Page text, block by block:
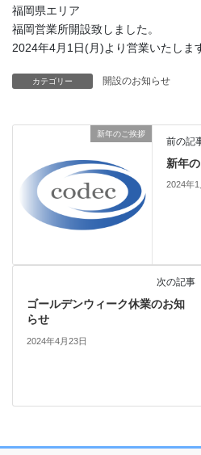
福岡県エリア
福岡営業所開設致しました。
2024年4月1日(月)より営業いたしま
カテゴリー 開設のお知らせ
新年のご挨拶
前の記
新年
2024年1
次の記事
ゴールデンウィーク休業のお知
らせ
2024年4月23日